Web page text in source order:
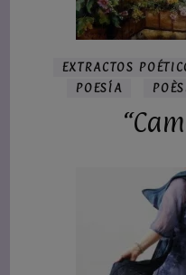
EXTRACTOS
POESÍA